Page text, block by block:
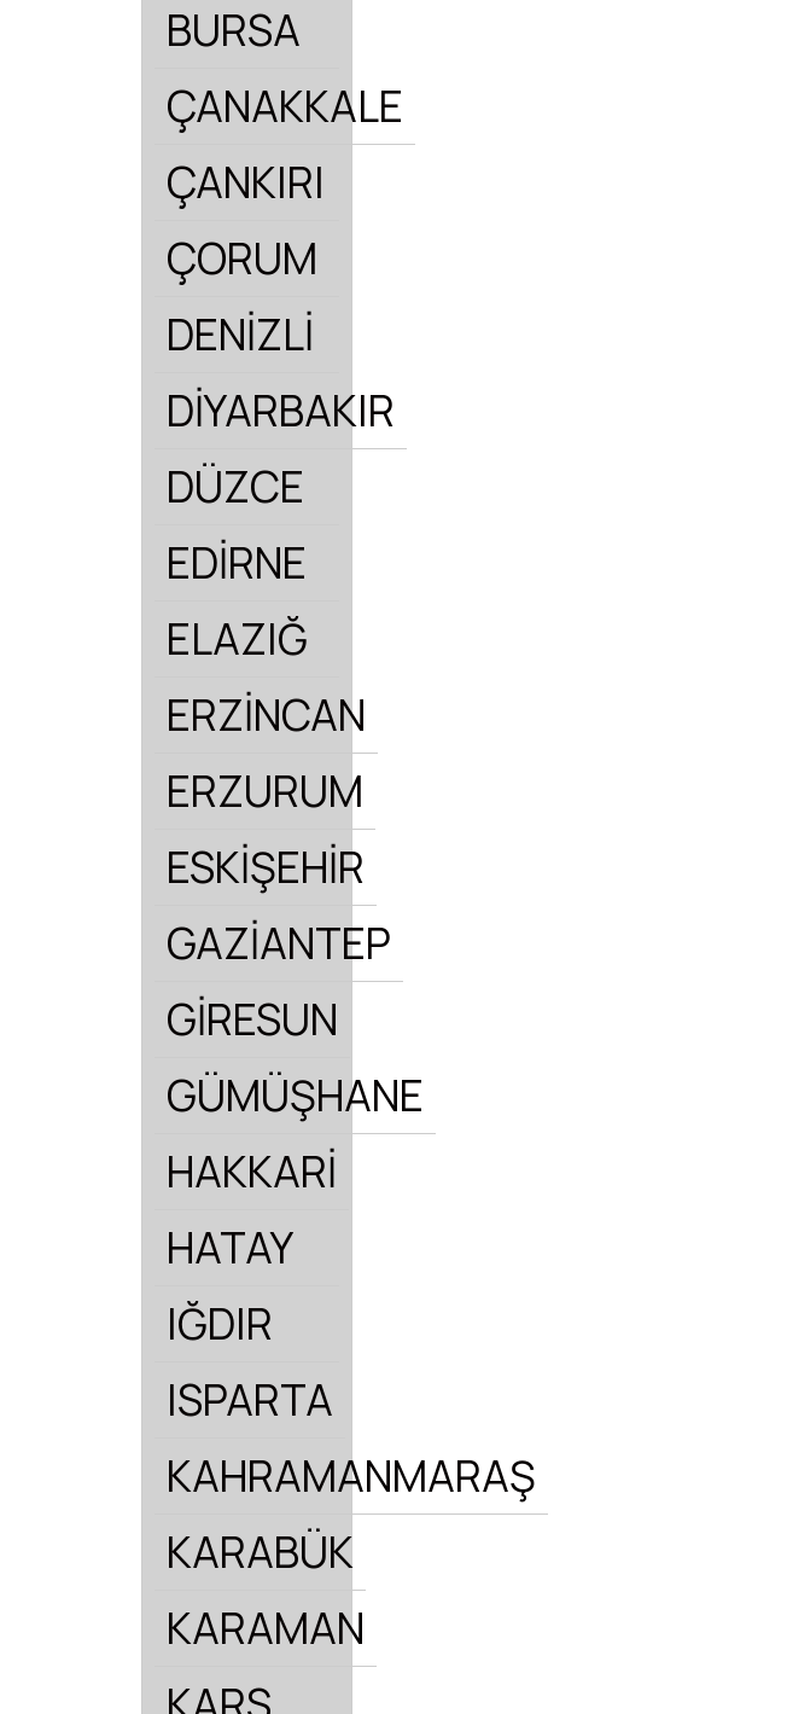
BURSA
ÇANAKKALE
ÇANKIRI
ÇORUM
DENİZLİ
DİYARBAKIR
DÜZCE
EDİRNE
ELAZIĞ
ERZİNCAN
ERZURUM
ESKİŞEHİR
GAZİANTEP
GİRESUN
GÜMÜŞHANE
HAKKARİ
HATAY
IĞDIR
ISPARTA
KAHRAMANMARAŞ
KARABÜK
KARAMAN